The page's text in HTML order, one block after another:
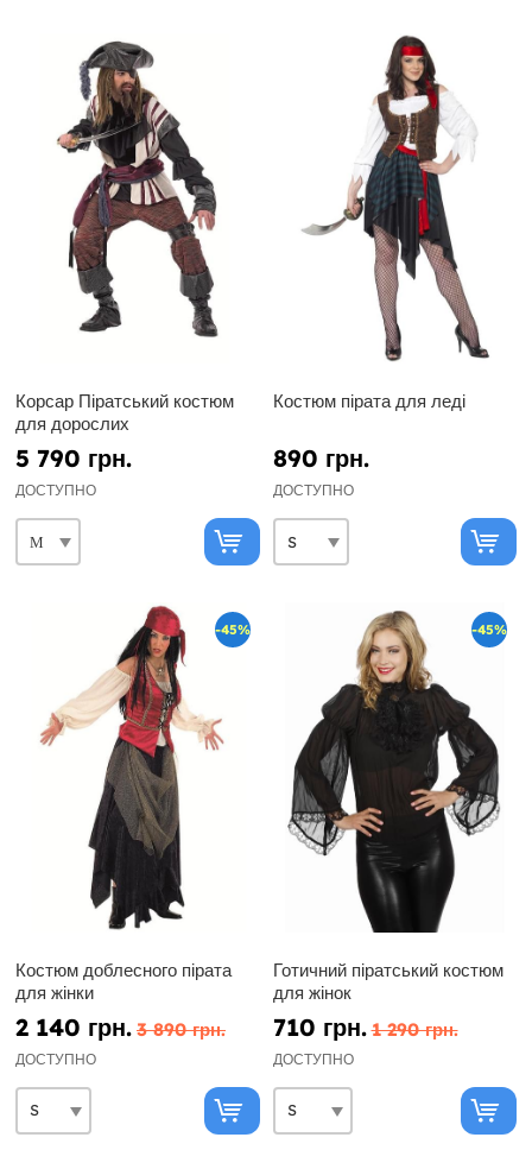
Корсар Піратський костюм
для дорослих
5 790 грн.
ДОСТУПНО
Костюм пірата для леді
890 грн.
ДОСТУПНО
-45%
Костюм доблесного пірата
для жінки
2 140 грн. 3 890 грн.
ДОСТУПНО
-45%
Готичний піратський костюм
для жінок
710 грн. 1 290 грн.
ДОСТУПНО